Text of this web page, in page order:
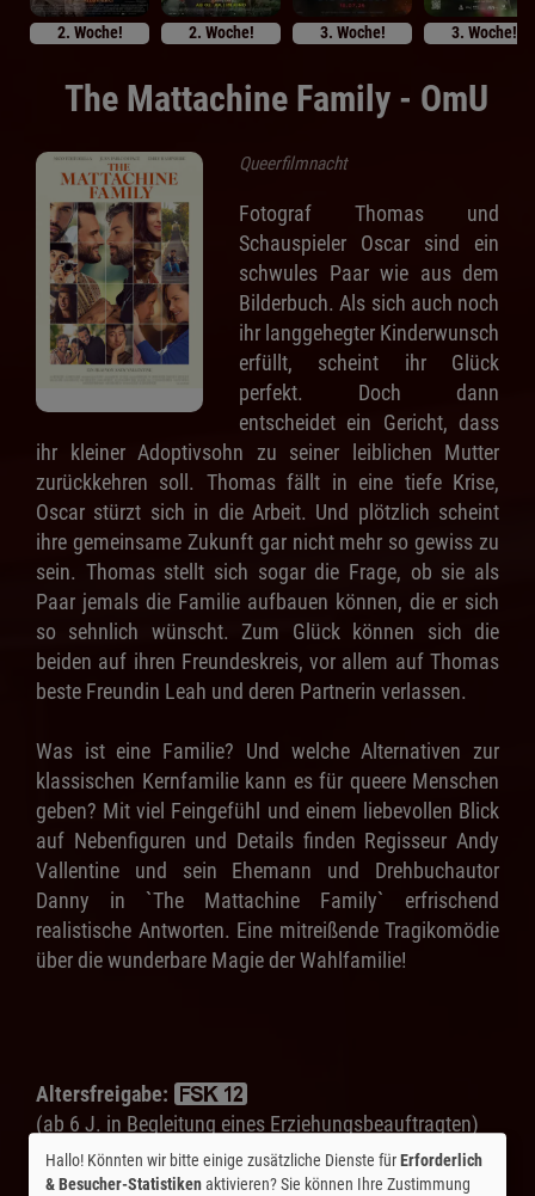
2. Woche! 2. Woche! 3. Woche! 3. Woche!
The Mattachine Family - OmU
Queerfilmnacht
Fotograf Thomas und
Schauspieler Oscar sind ein
schwules Paar wie aus dem
Bilderbuch. Als sich auch noch
ihr langgehegter Kinderwunsch
erfüllt, scheint ihr Glück
perfekt. Doch dann
entscheidet ein Gericht, dass
ihr kleiner Adoptivsohn zu seiner leiblichen Mutter
zurückkehren soll. Thomas fällt in eine tiefe Krise,
Oscar stürzt sich in die Arbeit. Und plötzlich scheint
ihre gemeinsame Zukunft gar nicht mehr so gewiss zu
sein. Thomas stellt sich sogar die Frage, ob sie als
Paar jemals die Familie aufbauen können, die er sich
so sehnlich wünscht. Zum Glück können sich die
beiden auf ihren Freundeskreis, vor allem auf Thomas
beste Freundin Leah und deren Partnerin verlassen.
Was ist eine Familie? Und welche Alternativen zur
klassischen Kernfamilie kann es für queere Menschen
geben? Mit viel Feingefühl und einem liebevollen Blick
auf Nebenfiguren und Details finden Regisseur Andy
Vallentine und sein Ehemann und Drehbuchautor
Danny in `The Mattachine Family` erfrischend
realistische Antworten. Eine mitreißende Tragikomödie
über die wunderbare Magie der Wahlfamilie!
Altersfreigabe:
(ab 6 J. in Begleitung eines Erziehungsbeauftragten)
Laufzeit:ca. 99 min.
Hallo! Könnten wir bitte einige zusätzliche Dienste fürErforderlich
& Besucher-Statistikenaktivieren? Sie können Ihre Zustimmung